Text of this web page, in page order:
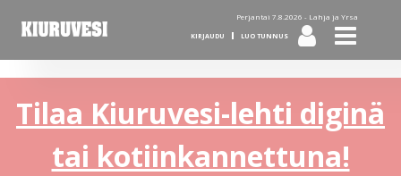
Perjantai 7.8.2026 - Lahja ja Yrsa
KIRJAUDU LUO TUNNUS
Tilaa Kiuruvesi-lehti diginä
tai kotiinkannettuna!